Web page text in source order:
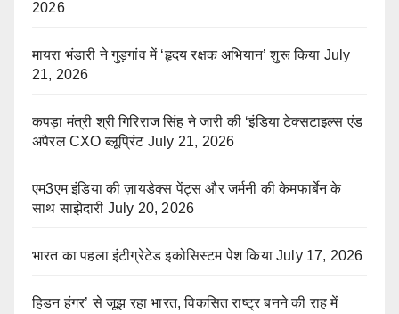
2026
मायरा भंडारी ने गुड़गांव में ‘हृदय रक्षक अभियान’ शुरू किया July
21, 2026
कपड़ा मंत्री श्री गिरिराज सिंह ने जारी की ‘इंडिया टेक्सटाइल्स एंड
अपैरल CXO ब्लूप्रिंट July 21, 2026
एम3एम इंडिया की ज़ायडेक्स पेंट्स और जर्मनी की केमफार्बेन के
साथ साझेदारी July 20, 2026
भारत का पहला इंटीग्रेटेड इकोसिस्टम पेश किया July 17, 2026
हिडन हंगर’ से जूझ रहा भारत, विकसित राष्ट्र बनने की राह में